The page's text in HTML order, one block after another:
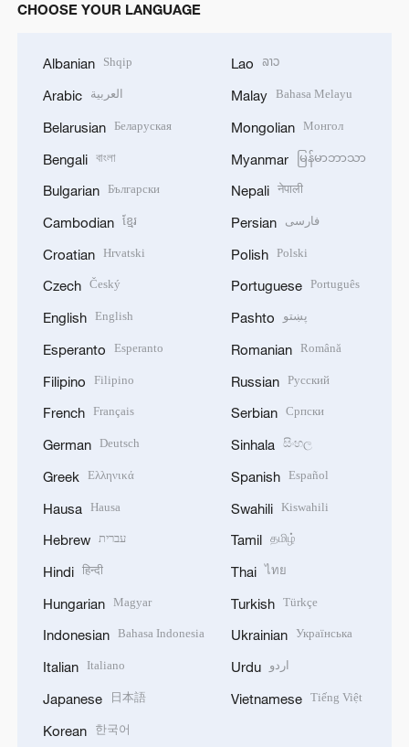
CHOOSE YOUR LANGUAGE
Albanian Shqip
Arabic العربية
Belarusian Беларуская
Bengali বাংলা
Bulgarian Български
Cambodian ខ្មែរ
Croatian Hrvatski
Czech Český
English English
Esperanto Esperanto
Filipino Filipino
French Français
German Deutsch
Greek Ελληνικά
Hausa Hausa
Hebrew עברית
Hindi हिन्दी
Hungarian Magyar
Indonesian Bahasa Indonesia
Italian Italiano
Japanese 日本語
Korean 한국어
Lao ລາວ
Malay Bahasa Melayu
Mongolian Монгол
Myanmar မြန်မာဘာသာ
Nepali नेपाली
Persian فارسی
Polish Polski
Portuguese Português
Pashto پښتو
Romanian Română
Russian Русский
Serbian Српски
Sinhala සිංහල
Spanish Español
Swahili Kiswahili
Tamil தமிழ்
Thai ไทย
Turkish Türkçe
Ukrainian Українська
Urdu اردو
Vietnamese Tiếng Việt